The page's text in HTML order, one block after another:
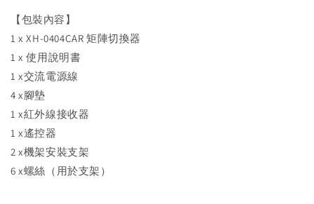
【包裝內容】
1 x XH-0404CAR 矩陣切換器
1 x 使用說明書
1 x交流電源線
4 x腳墊
1 x紅外線接收器
1 x遙控器
2 x機架安裝支架
6 x螺絲（用於支架）